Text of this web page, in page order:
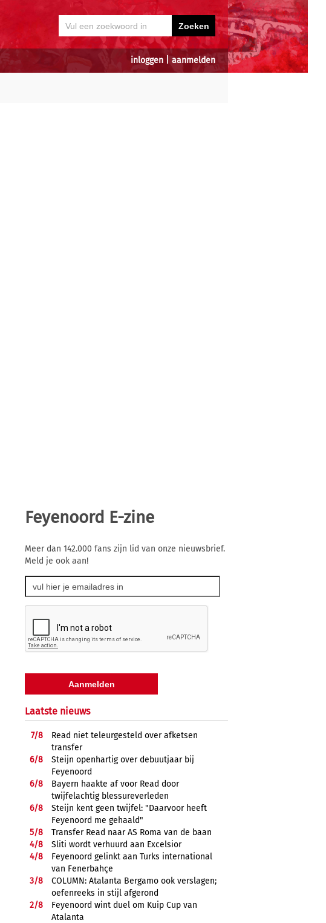
inloggen aanmelden
Feyenoord E-zine
Meer dan 142.000 fans zijn lid van onze nieuwsbrief.
Meld je ook aan!
Laatste nieuws
7/8
Read niet teleurgesteld over afketsen
transfer
6/8
Steijn openhartig over debuutjaar bij
Feyenoord
6/8
Bayern haakte af voor Read door
twijfelachtig blessureverleden
6/8
Steijn kent geen twijfel: "Daarvoor heeft
Feyenoord me gehaald"
5/8
Transfer Read naar AS Roma van de baan
4/8
Sliti wordt verhuurd aan Excelsior
4/8
Feyenoord gelinkt aan Turks international
van Fenerbahçe
3/8
COLUMN: Atalanta Bergamo ook verslagen;
oefenreeks in stijl afgerond
2/8
Feyenoord wint duel om Kuip Cup van
Atalanta